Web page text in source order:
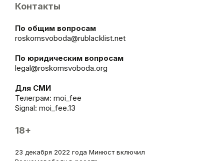
Контакты
По общим вопросам
roskomsvoboda@rublacklist.net
По юридическим вопросам
legal@roskomsvoboda.org
Для СМИ
Телеграм: moi_fee
Signal: moi_fee.13
18+
23 декабря 2022 года Минюст включил